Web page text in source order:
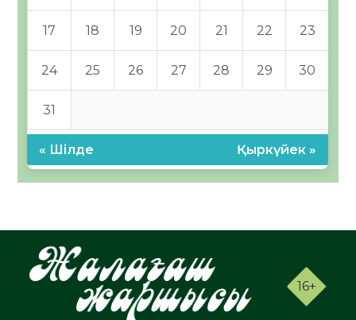
17 18 19 20 21 22 23
24 25 26 27 28 29 30
31
« Шілде Қыркүйек »
16+